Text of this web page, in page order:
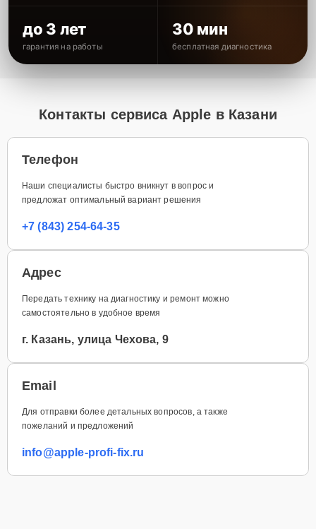
до 3 лет
гарантия на работы
30 мин
бесплатная диагностика
Контакты сервиса Apple в Казани
Телефон
Наши специалисты быстро вникнут в вопрос и
предложат оптимальный вариант решения
+7 (843) 254-64-35
Адрес
Передать технику на диагностику и ремонт можно
самостоятельно в удобное время
г. Казань, улица Чехова, 9
Email
Для отправки более детальных вопросов, а также
пожеланий и предложений
info@apple-profi-fix.ru